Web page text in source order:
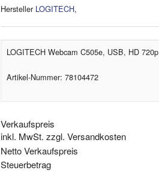
Hersteller LOGITECH,
LOGITECH Webcam C505e, USB, HD 720p
Artikel-Nummer: 78104472
Verkaufspreis
inkl. MwSt. zzgl. Versandkosten
Netto Verkaufspreis
Steuerbetrag